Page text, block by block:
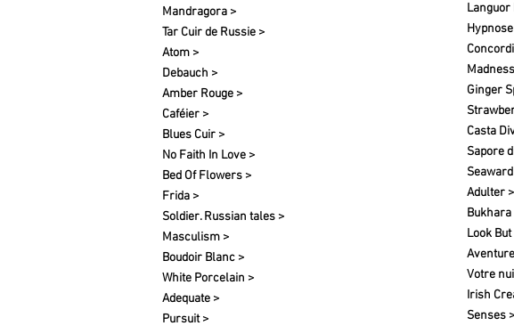
Mandragora >
Tar Cuir de Russie >
Atom >
Debauch >
Amber Rouge >
Caféier >
Blues Cuir >
No Faith In Love >
Bed Of Flowers >
Frida >
Soldier. Russian tales >
Masculism >
Boudoir Blanc >
White Porcelain >
Adequate >
Pursuit >
Languor
Ginger
Casta
Sapore
Adulter >
Bukhara
Look
Votre
Irish
Senses >